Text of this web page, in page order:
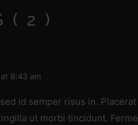
( 2 )
8:43 am
id semper risus in.
ut morbi tincidunt.